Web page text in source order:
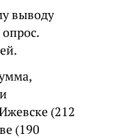
выводу
(212
(190